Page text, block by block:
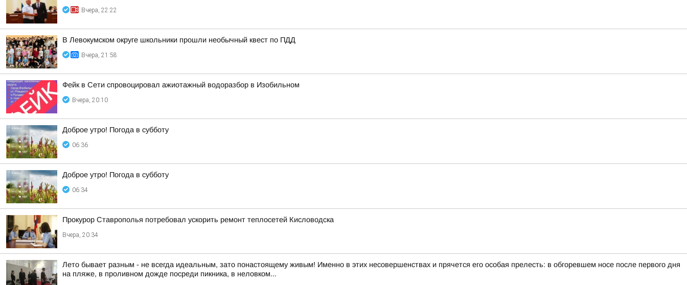
Вчера, 22:22
В Левокумском округе школьники прошли необычный квест по ПДД
Вчера, 21:58
Фейк в Сети спровоцировал ажиотажный водоразбор в Изобильном
Вчера, 20:10
Доброе утро! Погода в субботу
06:36
Доброе утро! Погода в субботу
06:34
Прокурор Ставрополья потребовал ускорить ремонт теплосетей Кисловодска
Вчера, 20:34
Лето бывает разным - не всегда идеальным, зато понастоящему живым! Именно в этих несовершенствах и прячется его особая прелесть: в обгоревшем носе после первого дня
на пляже, в проливном дожде посреди пикника, в неловком...